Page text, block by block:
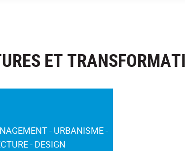
ET
- URBANISME -
- DESIGN